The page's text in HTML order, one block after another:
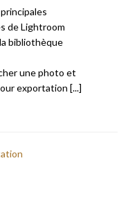
de Lightroom
bibliothèque
une photo et
exportation [...]